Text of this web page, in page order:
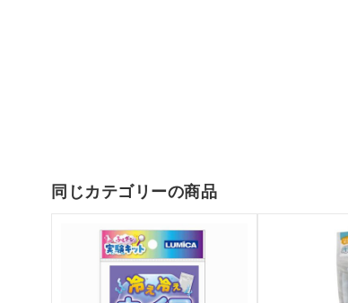
同じカテゴリーの商品